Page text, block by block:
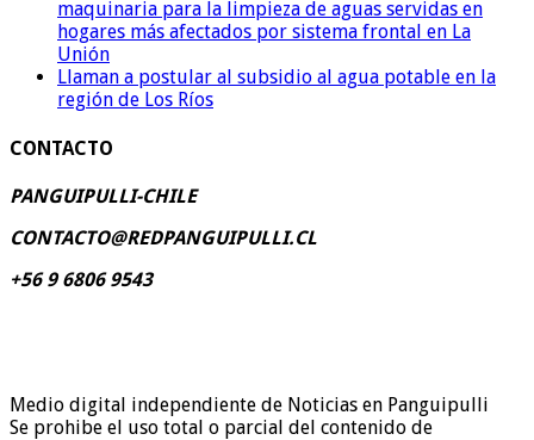
maquinaria para la limpieza de aguas servidas en
hogares más afectados por sistema frontal en La
Unión
Llaman a postular al subsidio al agua potable en la
región de Los Ríos
CONTACTO
PANGUIPULLI-CHILE
CONTACTO@REDPANGUIPULLI.CL
+56 9 6806 9543
Medio digital independiente de Noticias en Panguipulli
Se prohibe el uso total o parcial del contenido de